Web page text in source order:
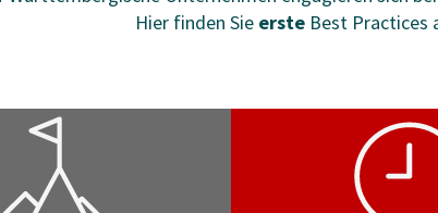
Hier finden Sie erste Best Practices